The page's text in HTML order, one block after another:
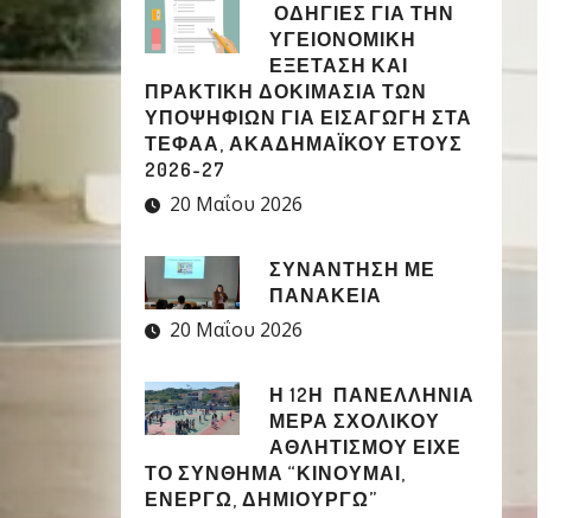
ΟΔΗΓΙΕΣ ΓΙΑ ΤΗΝ
ΥΓΕΙΟΝΟΜΙΚΗ
ΕΞΕΤΑΣΗ ΚΑΙ
ΠΡΑΚΤΙΚΗ ΔΟΚΙΜΑΣΙΑ ΤΩΝ
ΥΠΟΨΗΦΙΩΝ ΓΙΑ ΕΙΣΑΓΩΓΗ ΣΤΑ
ΤΕΦΑΑ, ΑΚΑΔΗΜΑΪΚΟΥ ΕΤΟΥΣ
2026-27
20 Μαΐου 2026
ΣΥΝΑΝΤΗΣΗ ΜΕ
ΠΑΝΑΚΕΙΑ
20 Μαΐου 2026
Η 12Η ΠΑΝΕΛΛΉΝΙΑ
ΜΈΡΑ ΣΧΟΛΙΚΟΎ
ΑΘΛΗΤΙΣΜΟΎ ΕΊΧΕ
ΤΟ ΣΎΝΘΗΜΑ “ΚΙΝΟΎΜΑΙ,
ΕΝΕΡΓΏ, ΔΗΜΙΟΥΡΓΏ”